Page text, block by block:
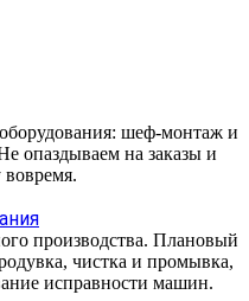
шеф-монтаж и
опаздываем на заказы и
производства. Плановый
чистка и промывка,
исправности машин.